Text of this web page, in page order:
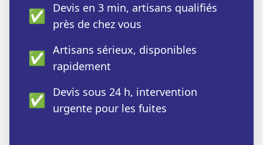
✅ Devis en 3 min, artisans qualifiés
près de chez vous
✅ Artisans sérieux, disponibles
rapidement
✅ Devis sous 24 h, intervention
urgente pour les fuites